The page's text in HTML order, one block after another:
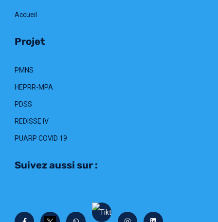
Accueil
Projet
PMNS
HEPRR-MPA
PDSS
REDISSE IV
PUARP COVID 19
Suivez aussi sur :